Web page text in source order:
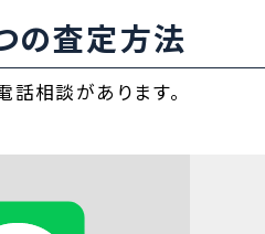
の査定方法
相談があります。